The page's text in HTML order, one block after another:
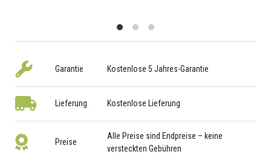
Garantie Kostenlose 5 Jahres-Garantie
Lieferung Kostenlose Lieferung
Preise
Alle Preise sind Endpreise – keine
versteckten Gebühren